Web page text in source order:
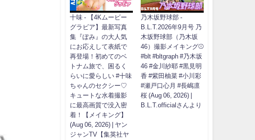
十味 - 【4Kムービー
グラビア】最新写真
集『ぽみ』の大人気
にお応えして表紙で
再登場！初めてのベ
トナム旅で、困るく
らいに愛らしい #十味
ちゃんのセクシー♡
キュートな水着撮影
に最高画質で没入密
着！【メイキング】
(Aug 06, 2026) | ヤン
ジャンTV【集英社ヤ
乃木坂野球部 -
B.L.T.2026年9月号 乃
木坂野球部（乃木坂
46）撮影メイキング⚾️
#blt #bltgraph #乃木坂
46 #金川紗耶 #黒見明
香 #紫田柚菜 #小川彩
#瀬戸口心月 #長嶋凛
桜 (Aug 06, 2026) |
B.L.T.officialさんより